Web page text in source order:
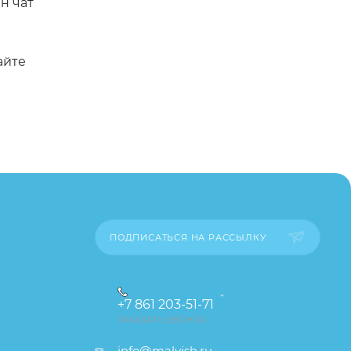
ПОДПИСАТЬСЯ НА РАССЫЛКУ
+7 861 203-51-71
ЗАКАЗАТЬ ЗВОНОК